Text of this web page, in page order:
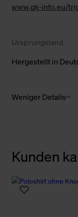
www.gk-info.eu/
Ursprungsland
Hergestellt in
Weniger Details
Kunden